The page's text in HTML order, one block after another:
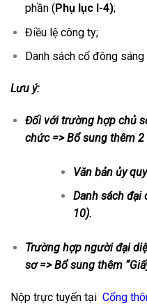
phần (Phụ lục I-4);
Điều lệ công ty;
Danh sách cổ đông
Lưu ý:
Đối với trường hợp chủ
chức => Bổ sung thêm 2
Văn bản ủy
Danh sách đại
10).
Trường hợp người đại
sơ => Bổ sung thêm
Nộp trực tuyến tại Cổng